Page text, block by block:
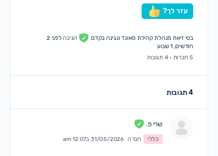
עזר לך?
בטי זיאת מנהלת קהילת סאונד ונגינה בקדם הגיבה
לפני 2
חודשים, 1 שבוע
5 חברות
· 4 תגובות
4 תגובות
שרי פ.
כללי חברה 31/05/2026 ב12:07 am